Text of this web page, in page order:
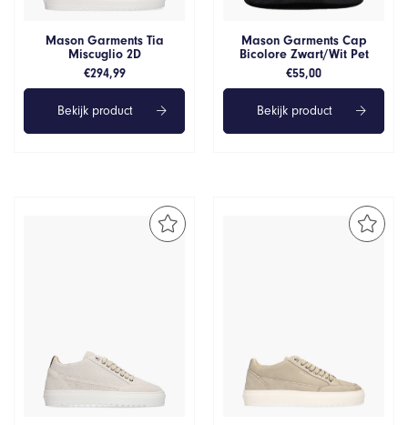
Mason Garments Tia
Miscuglio 2D
€294,99
Bekijk product
Mason Garments Cap
Bicolore Zwart/Wit Pet
€55,00
Bekijk product